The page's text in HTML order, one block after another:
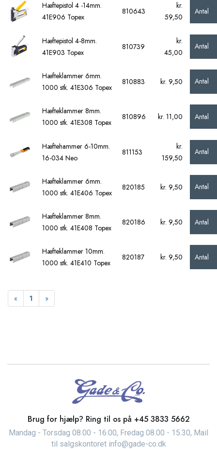
Hæftepistol 4 -14mm.
41E906 Topex
810643
kr.
59,50
Antal
Hæftepistol 4-8mm.
41E903 Topex
810739
kr.
45,00
Antal
Hæfteklammer 6mm.
1000 stk. 41E306 Topex
810883 kr. 9,50 Antal
Hæfteklammer 8mm.
1000 stk. 41E308 Topex
810896 kr. 11,00 Antal
Hæftehammer 6-10mm.
16-034 Neo
811153
kr.
159,50
Antal
Hæfteklammer 6mm.
1000 stk. 41E406 Topex
820185 kr. 9,50 Antal
Hæfteklammer 8mm.
1000 stk. 41E408 Topex
820186 kr. 9,50 Antal
Hæfteklammer 10mm.
1000 stk. 41E410 Topex
820187 kr. 9,50 Antal
« Forrige
1 »Næste
Brug for hjælp? Ring til os på +45 3833 5662
Mandag - Torsdag 08.00 - 16.00, Fredag 08.00 - 15.30, Mail
til salgskontoret info@gade-co.dk